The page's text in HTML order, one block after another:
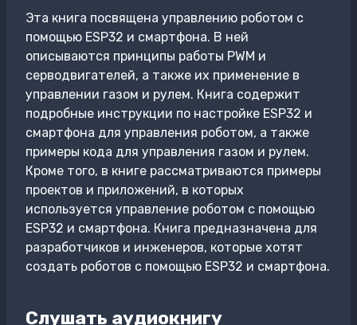
Эта книга посвящена управлению роботом с
помощью ESP32 и смартфона. В ней
описываются принципы работы PWM и
серводвигателей, а также их применение в
управлении газом и рулем. Книга содержит
подробные инструкции по настройке ESP32 и
смартфона для управления роботом, а также
примеры кода для управления газом и рулем.
Кроме того, в книге рассматриваются примеры
проектов и приложений, в которых
используется управление роботом с помощью
ESP32 и смартфона. Книга предназначена для
разработчиков и инженеров, которые хотят
создать роботов с помощью ESP32 и смартфона.
Слушать аудиокнигу